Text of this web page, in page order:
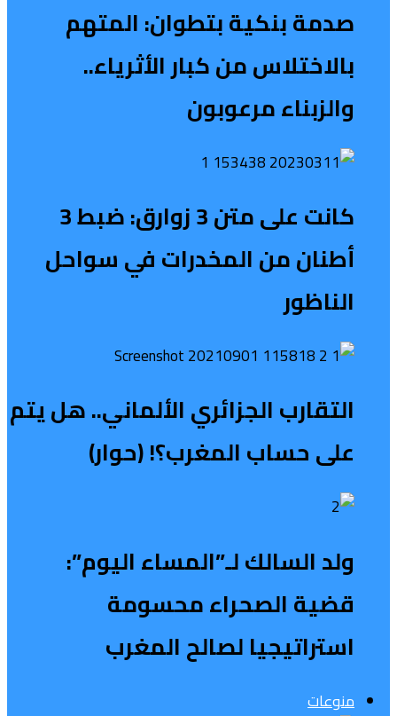
صدمة بنكية بتطوان: المتهم
بالاختلاس من كبار الأثرياء..
والزبناء مرعوبون
كانت على متن 3 زوارق: ضبط 3
أطنان من المخدرات في سواحل
الناظور
التقارب الجزائري الألماني.. هل يتم
على حساب المغرب؟! (حوار)
ولد السالك لـ”المساء اليوم”:
قضية الصحراء محسومة
استراتيجيا لصالح المغرب
منوعات